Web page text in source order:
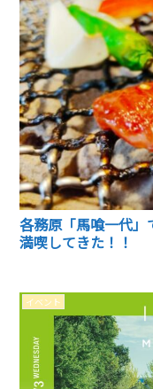
各務原「馬喰一代
満喫してきた！！
イベント